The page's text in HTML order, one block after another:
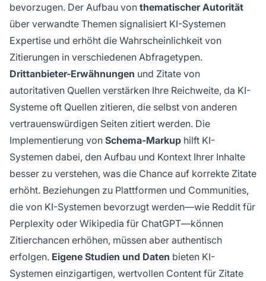
bevorzugen. Der Aufbau von thematischer Autorität
über verwandte Themen signalisiert KI-Systemen
Expertise und erhöht die Wahrscheinlichkeit von
Zitierungen in verschiedenen Abfragetypen.
Drittanbieter-Erwähnungen und Zitate von
autoritativen Quellen verstärken Ihre Reichweite, da KI-
Systeme oft Quellen zitieren, die selbst von anderen
vertrauenswürdigen Seiten zitiert werden. Die
Implementierung von Schema-Markup hilft KI-
Systemen dabei, den Aufbau und Kontext Ihrer Inhalte
besser zu verstehen, was die Chance auf korrekte Zitate
erhöht. Beziehungen zu Plattformen und Communities,
die von KI-Systemen bevorzugt werden—wie Reddit für
Perplexity oder Wikipedia für ChatGPT—können
Zitierchancen erhöhen, müssen aber authentisch
erfolgen. Eigene Studien und Daten bieten KI-
Systemen einzigartigen, wertvollen Content für Zitate